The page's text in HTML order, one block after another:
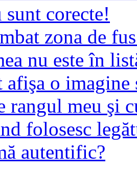
sunt corecte!
zona de
nu este în
afişa o
rangul meu şi
folosesc
autentific?